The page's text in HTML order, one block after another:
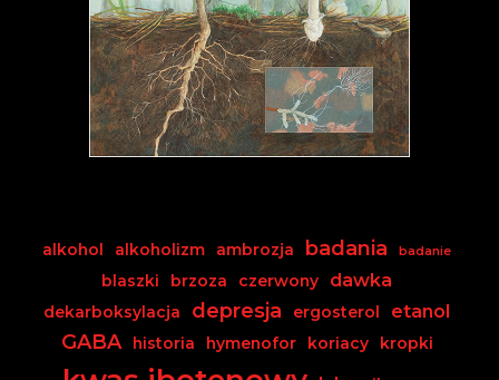
alkohol alkoholizm ambrozja badania badanie
blaszki brzoza czerwony dawka
dekarboksylacja depresja ergosterol etanol
GABA historia hymenofor koriacy kropki